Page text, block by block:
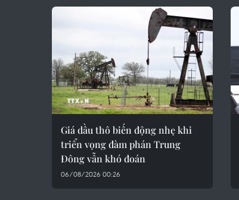
Giá dầu thô biến động nhẹ khi
triển vọng đàm phán Trung
Đông vẫn khó đoán
06/08/2026 00:26